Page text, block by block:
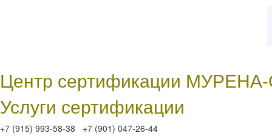
Центр сертификации
Услуги сертификации
+7 (915) 993-58-38 +7 (901) 047-26-44